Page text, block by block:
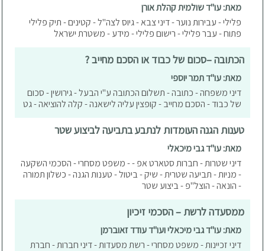
מאת: עו"ד שולמית קהלת אורן
פלילי - עבירות נוער - דיני צבא - גיוס לצה"ל - קטינים - תיק פלילי
פתוח - עבר פלילי - רישום פלילי - מידע - משטרת ישראל
הכתובה –סכום של כבוד או הסכם מחייב ?
מאת: עו"ד תמר יוספי
דיני משפחה - כתובה - תשלום הכתובה ע"י הבעל - גירושין - סכום
של כבוד - הסכם מחייב - קופצין עליה לישאנה - קלה להוציאה - גט
טענות הגנה העומדות לנתבע בתביעה לביצוע שטר
מאת: עו"ד גבי מיכאלי
דיני שטרות - חברות סטארט אפ - - משפט מסחרי - הסכמי השקעה
- מניות - תביעה שטרית - שיק - ביטול - טענות הגנה - כשלון תמורה
- הונאה - הוצל"פ - ביצוע שטר
ממסעדה לרשת – הסכמי זיכיון
מאת: עו"ד גבי מיכאלי ועו"ד עודד זאוברמן
דיני זכיינות - משפט מסחרי - רשת מסעדות - דיני חברות - חברת